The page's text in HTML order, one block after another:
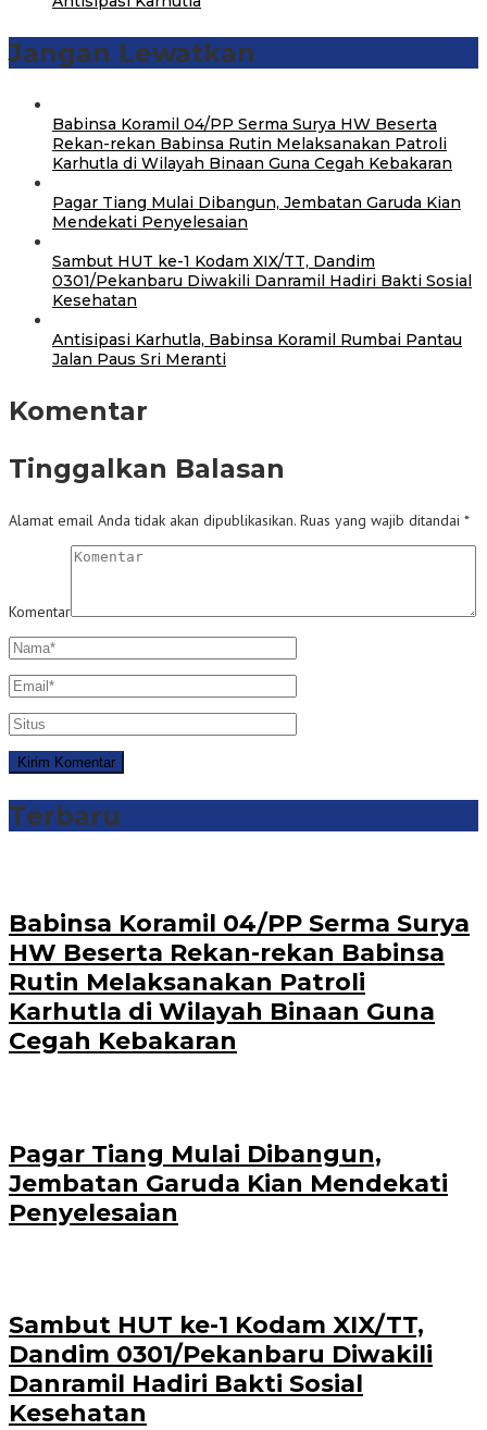
Jangan Lewatkan
Babinsa Koramil 04/PP Serma Surya HW Beserta
Rekan-rekan Babinsa Rutin Melaksanakan Patroli
Karhutla di Wilayah Binaan Guna Cegah Kebakaran
Pagar Tiang Mulai Dibangun, Jembatan Garuda Kian
Mendekati Penyelesaian
Sambut HUT ke-1 Kodam XIX/TT, Dandim
0301/Pekanbaru Diwakili Danramil Hadiri Bakti Sosial
Kesehatan
Antisipasi Karhutla, Babinsa Koramil Rumbai Pantau
Jalan Paus Sri Meranti
Komentar
Tinggalkan Balasan
Alamat email Anda tidak akan dipublikasikan. Ruas yang wajib ditandai *
Komentar
Terbaru
Babinsa Koramil 04/PP Serma Surya
HW Beserta Rekan-rekan Babinsa
Rutin Melaksanakan Patroli
Karhutla di Wilayah Binaan Guna
Cegah Kebakaran
Pagar Tiang Mulai Dibangun,
Jembatan Garuda Kian Mendekati
Penyelesaian
Sambut HUT ke-1 Kodam XIX/TT,
Dandim 0301/Pekanbaru Diwakili
Danramil Hadiri Bakti Sosial
Kesehatan